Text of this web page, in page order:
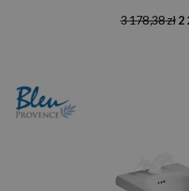
3 178,38 zł 2